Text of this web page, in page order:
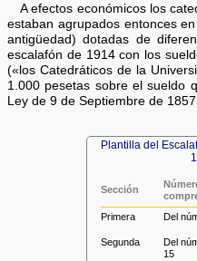
A efectos económicos los
estaban agrupados entonces
antigüedad) dotadas de
escalafón de 1914 con los
(«los Catedráticos de la
1.000 pesetas sobre el sueldo
Ley de 9 de Septiembre de
Plantilla del
Sección
Primera
Del
Segunda
Del
15